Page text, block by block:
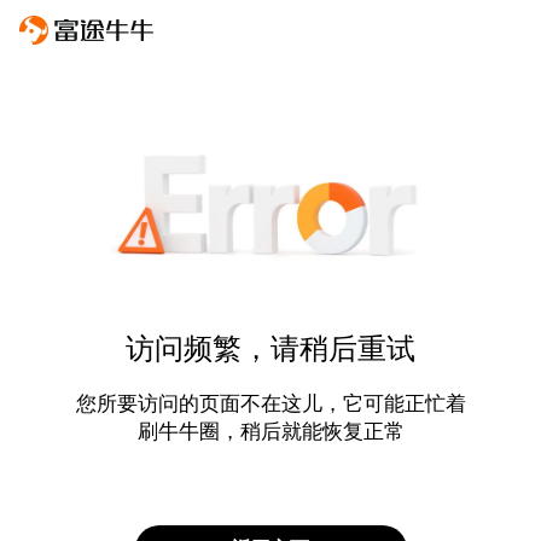
访问频繁，请稍后重试
您所要访问的页面不在这儿，它可能正忙着
刷牛牛圈，稍后就能恢复正常